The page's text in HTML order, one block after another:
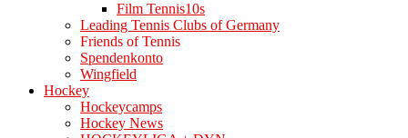
Film Tennis10s
Leading Tennis Clubs of Germany
Friends of Tennis
Spendenkonto
Wingfield
Hockey
Hockeycamps
Hockey News